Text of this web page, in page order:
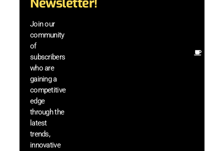
Join our
community
of
subscribers
who are
gaining a
competitive
edge
through the
latest
trends,
innovative